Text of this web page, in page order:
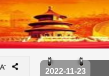
2022-11-23